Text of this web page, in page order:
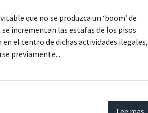
que no se produzca un ‘boom’ de
incrementan las estafas de los pisos
el centro de dichas actividades ilegales,
previamente...